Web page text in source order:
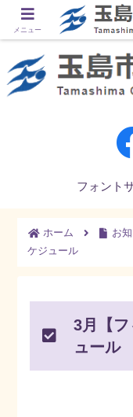
フォント
ホーム お
ケジュール
3月【
ュール
メニュー